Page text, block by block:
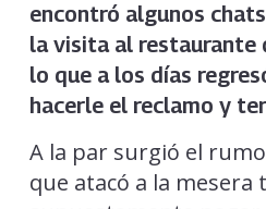
encontró algunos
la visita al restaurante
lo que a los días
hacerle el reclamo y
A la par surgió el
que atacó a la mesera